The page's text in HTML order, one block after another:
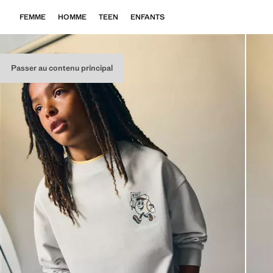
Passer au contenu principal
FEMME HOMME TEEN ENFANTS